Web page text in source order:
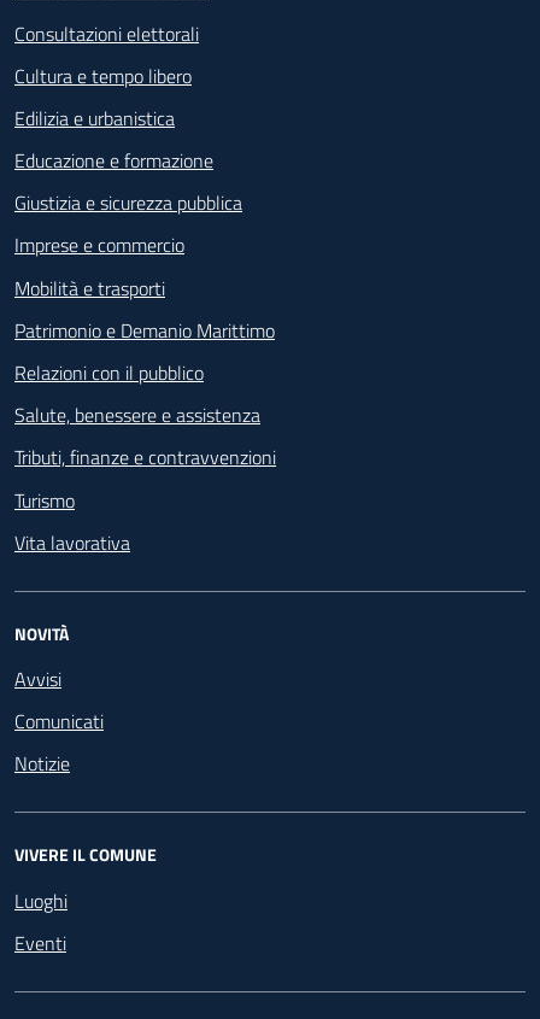
Consultazioni elettorali
Cultura e tempo libero
Edilizia e urbanistica
Educazione e formazione
Giustizia e sicurezza pubblica
Imprese e commercio
Mobilità e trasporti
Patrimonio e Demanio Marittimo
Relazioni con il pubblico
Salute, benessere e assistenza
Tributi, finanze e contravvenzioni
Turismo
Vita lavorativa
NOVITÀ
Avvisi
Comunicati
Notizie
VIVERE IL COMUNE
Luoghi
Eventi